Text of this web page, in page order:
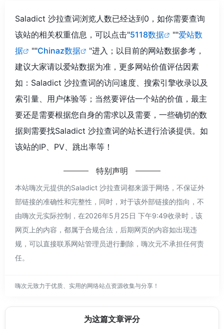
Saladict 沙拉查词浏览人数已经达到0，如你需要查询
该站的相关权重信息，可以点击"5118数据 ""爱站数
据
""Chinaz数据
"进入；以目前的网站数据参考，
建议大家请以爱站数据为准，更多网站价值评估因素
如：Saladict 沙拉查词的访问速度、搜索引擎收录以及
索引量、用户体验等；当然要评估一个站的价值，最主
要还是需要根据您自身的需求以及需要，一些确切的数
据则需要找Saladict 沙拉查词的站长进行洽谈提供。如
该站的IP、PV、跳出率等！
特别声明
本站嗨次元提供的Saladict 沙拉查词都来源于网络，不保证外
部链接的准确性和完整性，同时，对于该外部链接的指向，不
由嗨次元实际控制，在2026年5月25日 下午9:49收录时，该
网页上的内容，都属于合规合法，后期网页的内容如出现违
规，可以直接联系网站管理员进行删除，嗨次元不承担任何责
任。
嗨次元致力于优质、实用的网络站点资源收集与分享！
为这篇文章评分